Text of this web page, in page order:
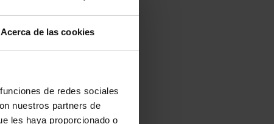
Acerca de las cookies
de redes sociales
nuestros partners de
les haya proporcionado o